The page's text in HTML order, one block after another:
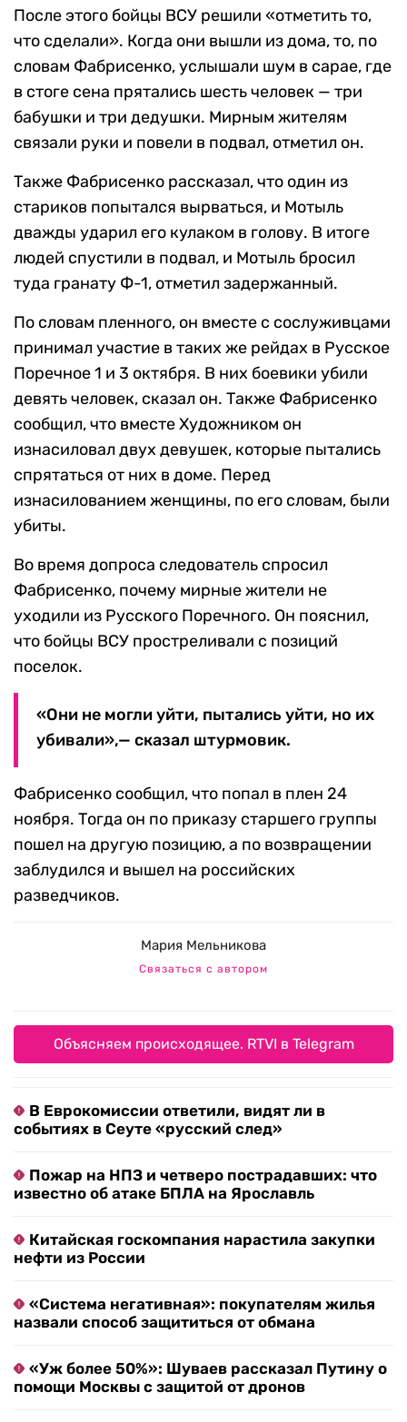
После этого бойцы ВСУ решили «отметить то,
что сделали». Когда они вышли из дома, то, по
словам Фабрисенко, услышали шум в сарае, где
в стоге сена прятались шесть человек — три
бабушки и три дедушки. Мирным жителям
связали руки и повели в подвал, отметил он.
Также Фабрисенко рассказал, что один из
стариков попытался вырваться, и Мотыль
дважды ударил его кулаком в голову. В итоге
людей спустили в подвал, и Мотыль бросил
туда гранату Ф-1, отметил задержанный.
По словам пленного, он вместе с сослуживцами
принимал участие в таких же рейдах в Русское
Поречное 1 и 3 октября. В них боевики убили
девять человек, сказал он. Также Фабрисенко
сообщил, что вместе Художником он
изнасиловал двух девушек, которые пытались
спрятаться от них в доме. Перед
изнасилованием женщины, по его словам, были
убиты.
Во время допроса следователь спросил
Фабрисенко, почему мирные жители не
уходили из Русского Поречного. Он пояснил,
что бойцы ВСУ простреливали с позиций
поселок.
«Они не могли уйти, пытались уйти, но их
убивали»,— сказал штурмовик.
Фабрисенко сообщил, что попал в плен 24
ноября. Тогда он по приказу старшего группы
пошел на другую позицию, а по возвращении
заблудился и вышел на российских
разведчиков.
Мария Мельникова
Связаться с автором
Объясняем происходящее. RTVI в Telegram
В Еврокомиссии ответили, видят ли в
событиях в Сеуте «русский след»
Пожар на НПЗ и четверо пострадавших: что
известно об атаке БПЛА на Ярославль
Китайская госкомпания нарастила закупки
нефти из России
«Система негативная»: покупателям жилья
назвали способ защититься от обмана
«Уж более 50%»: Шуваев рассказал Путину о
помощи Москвы с защитой от дронов